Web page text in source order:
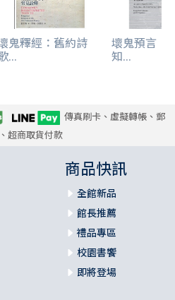
鬼釋經：舊約詩
...
壞鬼預言：
知...
傳真刷卡、虛擬轉帳、郵
超商取貨付款
商品快訊
全館新品
館長推薦
禮品專區
校園書饗
即將登場